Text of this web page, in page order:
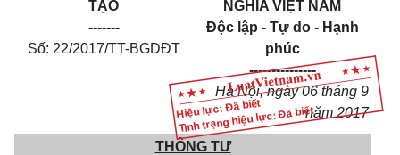
Hiệu lực: Đã biết
Tình trạng hiệu lực: Đã biết
TẠO
-------
Số: 22/2017/TT-BGDĐT
NGHĨA VIỆT NAM
Độc lập - Tự do - Hạnh
phúc
---------------
Hà Nội, ngày 06 tháng 9
năm 2017
THÔNG TƯ